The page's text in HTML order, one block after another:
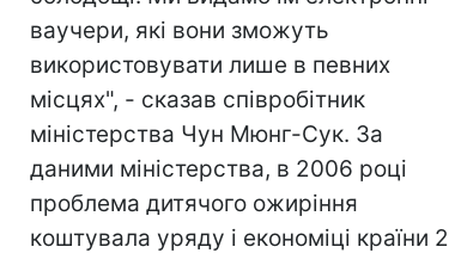
ваучери, які вони зможуть
використовувати лише в певних
місцях", - сказав співробітник
міністерства Чун Мюнг-Сук. За
даними міністерства, в 2006 році
проблема дитячого ожиріння
коштувала уряду і економіці країни 2